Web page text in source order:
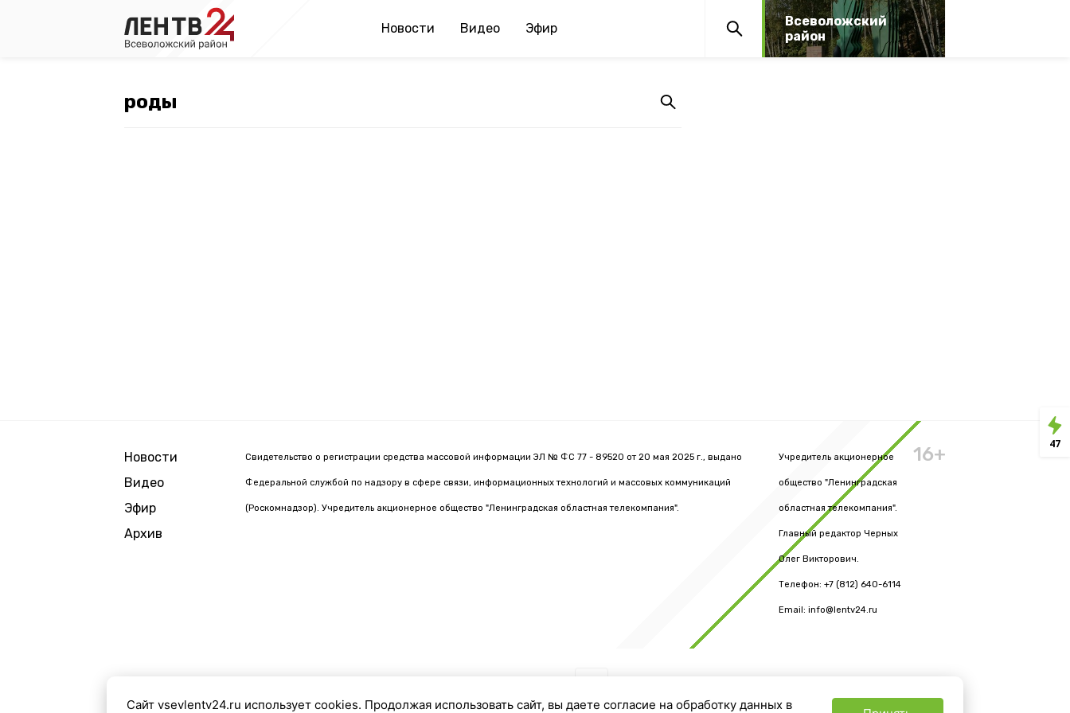
Новости Видео Эфир
Всеволожский
район
47
Новости
Видео
Эфир
Архив
Свидетельство о регистрации средства массовой информации ЭЛ № ФС 77 - 89520 от 20 мая 2025 г., выдано
Федеральной службой по надзору в сфере связи, информационных технологий и массовых коммуникаций
(Роскомнадзор). Учредитель акционерное общество "Ленинградская областная телекомпания".
Учредитель акционерное
общество "Ленинградская
областная телекомпания".
Главный редактор Черных
Олег Викторович.
Телефон: +7 (812) 640-6114
Email: info@lentv24.ru
16+
Сайт vsevlentv24.ru использует cookies. Продолжая использовать сайт, вы даете согласие на обработку данных в